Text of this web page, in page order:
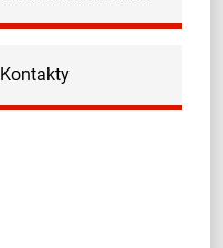
Kontakty